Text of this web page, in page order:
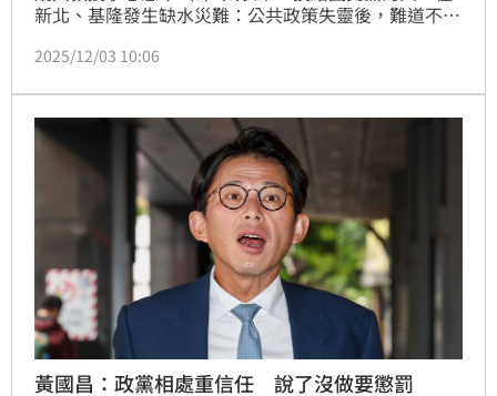
新北、基隆發生缺水災難：公共政策失靈後，難道不用
2025/12/03 10:06
黃國昌：政黨相處重信任 說了沒做要懲罰